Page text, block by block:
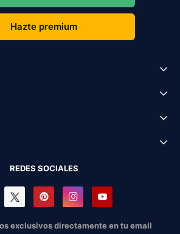
Hazte premium
REDES SOCIALES
exclusivos directamente en tu email